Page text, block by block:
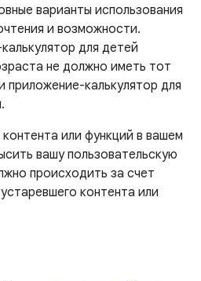
варианты использования
и возможности.
для детей
не должно иметь тот
приложение-калькулятор для
или функций в вашем
вашу пользовательскую
происходить за счет
контента или